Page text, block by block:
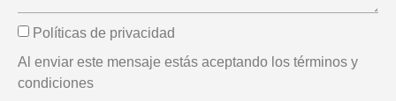
Políticas de privacidad
Al enviar este mensaje estás aceptando los términos y
condiciones